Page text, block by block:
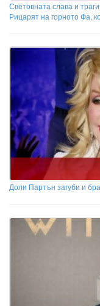
Световната слава и
Рицарят на горното Фа,
Доли Партън загуби и